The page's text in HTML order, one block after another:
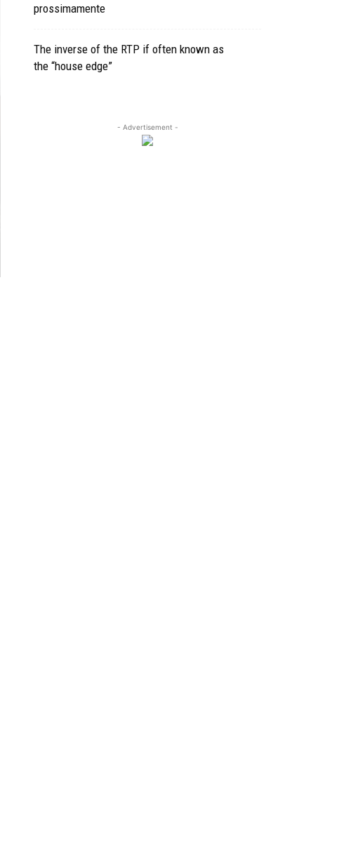
prossimamente
The inverse of the RTP if often known as
the “house edge”
- Advertisement -